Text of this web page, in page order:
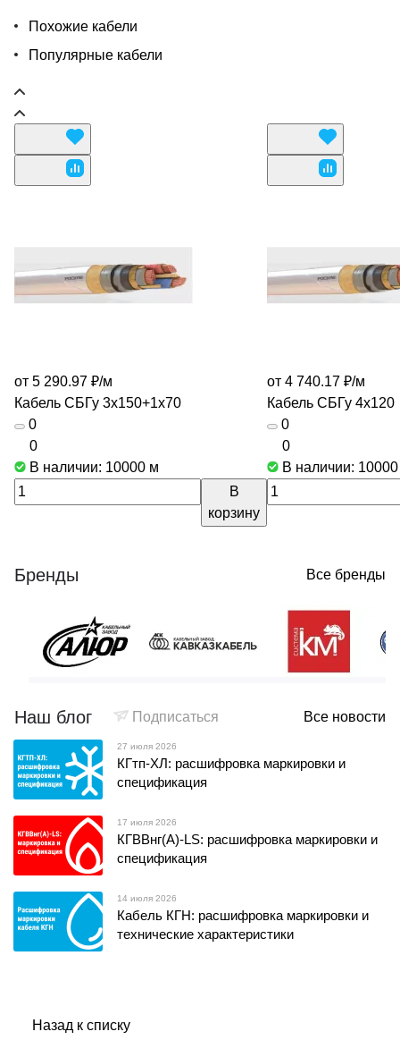
Похожие кабели
Популярные кабели
от 5 290.97 ₽/м
Кабель СБГу 3х150+1х70
0
0
В наличии: 10000 м
В
корзину
от 4 740.17 ₽/м
Кабель СБГу 4х120
0
0
В наличии:
Бренды Все бренды
Наш блог Подписаться Все новости
27 июля 2026
КГтп-ХЛ: расшифровка маркировки и
спецификация
17 июля 2026
КГВВнг(А)-LS: расшифровка маркировки и
спецификация
14 июля 2026
Кабель КГН: расшифровка маркировки и
технические характеристики
Назад к списку